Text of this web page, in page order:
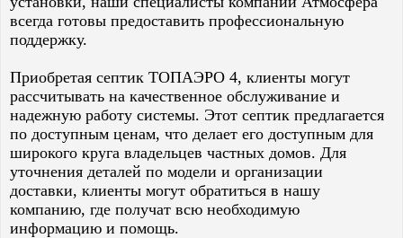
всегда готовы предоставить профессиональную
поддержку.
Приобретая септик TOПАЭРО 4, клиенты могут
рассчитывать на качественное обслуживание и
надежную работу системы. Этот септик предлагается
по доступным ценам, что делает его доступным для
широкого круга владельцев частных домов. Для
уточнения деталей по модели и организации
доставки, клиенты могут обратиться в нашу
компанию, где получат всю необходимую
информацию и помощь.